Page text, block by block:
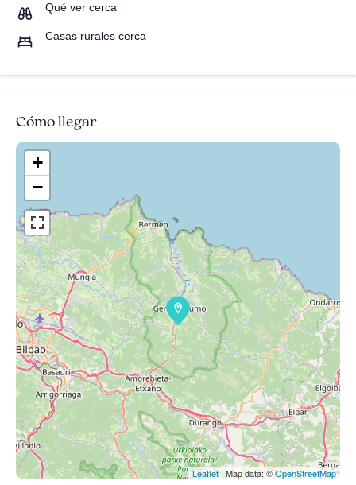
Qué ver cerca
Casas rurales cerca
Cómo llegar
+
−
Leaflet| Map data: ©OpenStreetMap